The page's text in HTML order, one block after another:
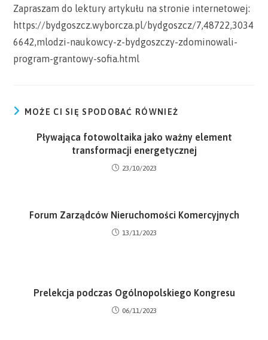
Zapraszam do lektury artykułu na stronie internetowej:
https://bydgoszcz.wyborcza.pl/bydgoszcz/7,48722,3034
6642,mlodzi-naukowcy-z-bydgoszczy-zdominowali-
program-grantowy-sofia.html
MOŻE CI SIĘ SPODOBAĆ RÓWNIEŻ
Pływająca fotowoltaika jako ważny element
transformacji energetycznej
23/10/2023
Forum Zarządców Nieruchomości Komercyjnych
13/11/2023
Prelekcja podczas Ogólnopolskiego Kongresu
06/11/2023